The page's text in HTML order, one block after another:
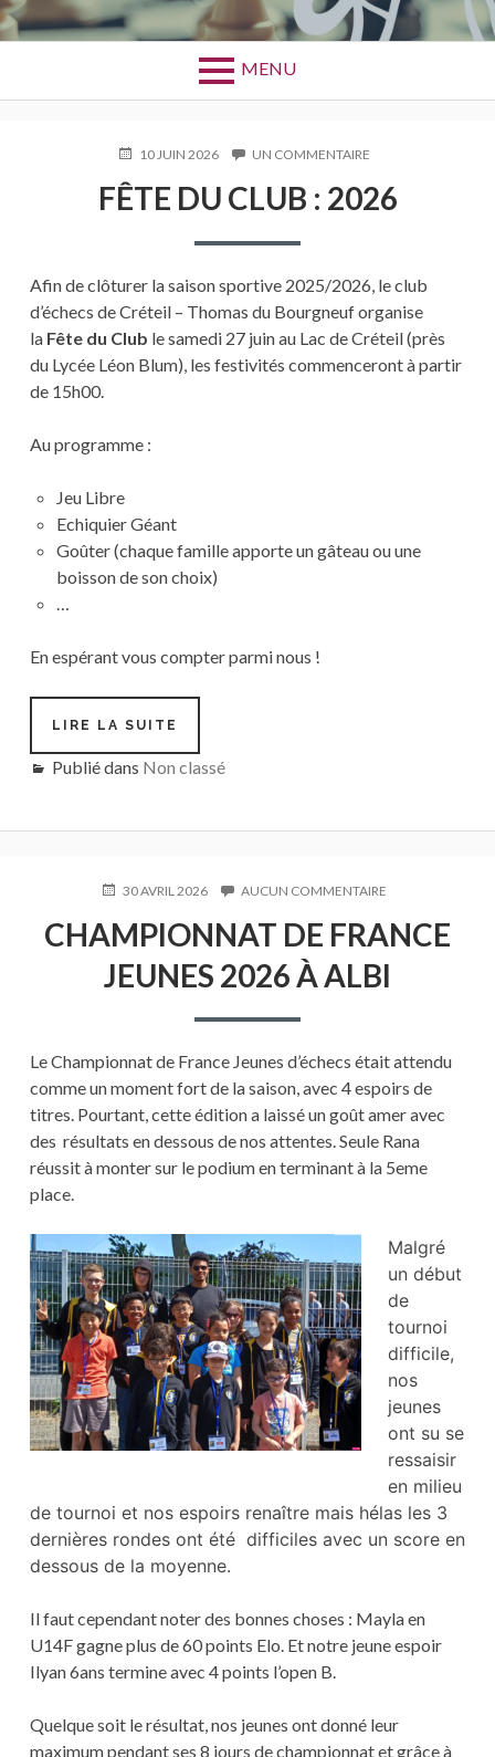
MENU
PUBLIÉ10 JUIN 2026 UN COMMENTAIRE
DU
CLUB
FÊTE DU CLUB : 2026
Afin de clôturer la saison sportive 2025/2026, le club
d’échecs de Créteil – Thomas du Bourgneuf organise
la Fête du Club le samedi 27 juin au Lac de Créteil (près
du Lycée Léon Blum), les festivités commenceront à partir
de 15h00.
Au programme :
Jeu Libre
Echiquier Géant
Goûter (chaque famille apporte un gâteau ou une
boisson de son choix)
…
En espérant vous compter parmi nous !
LIRE LA SUITE
CLUB
Publié dans Non classé
PUBLIÉ30 AVRIL 2026 AUCUN COMMENTAIRE
DE
FRANCE
JEUNES
2026
CHAMPIONNAT DE FRANCE
JEUNES 2026 À ALBI
Le Championnat de France Jeunes d’échecs était attendu
comme un moment fort de la saison, avec 4 espoirs de
titres. Pourtant, cette édition a laissé un goût amer avec
des résultats en dessous de nos attentes. Seule Rana
réussit à monter sur le podium en terminant à la 5eme
place.
Malgré
un début
de
tournoi
difficile,
nos
jeunes
ont su se
ressaisir
en milieu
de tournoi et nos espoirs renaître mais hélas les 3
dernières rondes ont été difficiles avec un score en
dessous de la moyenne.
Il faut cependant noter des bonnes choses : Mayla en
U14F gagne plus de 60 points Elo. Et notre jeune espoir
Ilyan 6ans termine avec 4 points l’open B.
Quelque soit le résultat, nos jeunes ont donné leur
maximum pendant ses 8 jours de championnat et grâce à